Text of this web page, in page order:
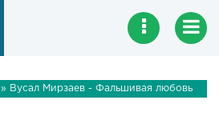
» Вусал Мирзаев - Фальшивая любовь